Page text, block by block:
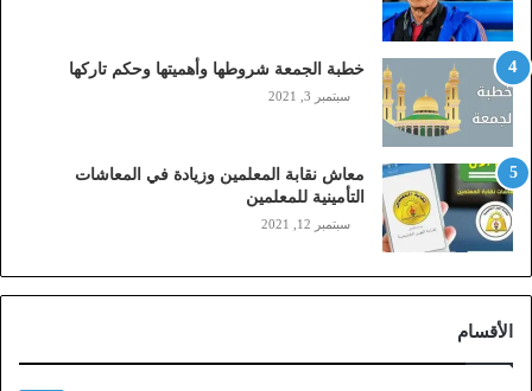
ب
ا
ي
ل
ي
ز
ي
ن
)
ا
ل
خطبة الجمعة شروطها وأهميتها وحكم تاركها
سبتمبر 3, 2021
معاش نقابة المعلمين وزيادة في المعاشات
التأمينية للمعلمين
سبتمبر 12, 2021
الأقسام